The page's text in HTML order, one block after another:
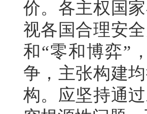
价。各主权国
视各国合理安
和“零和博弈”
争，主张构建
构。应坚持通